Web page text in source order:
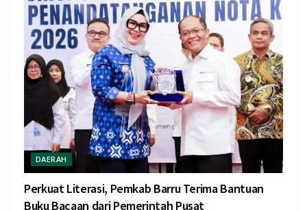
DAERAH
Perkuat Literasi, Pemkab Barru Terima Bantuan
Buku Bacaan dari Pemerintah Pusat